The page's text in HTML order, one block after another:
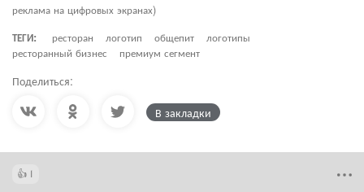
реклама на цифровых экранах)
ТЕГИ:
ресторан логотип общепит
логотипы
ресторанный бизнес
премиум сегмент
Поделиться:
В закладки
1